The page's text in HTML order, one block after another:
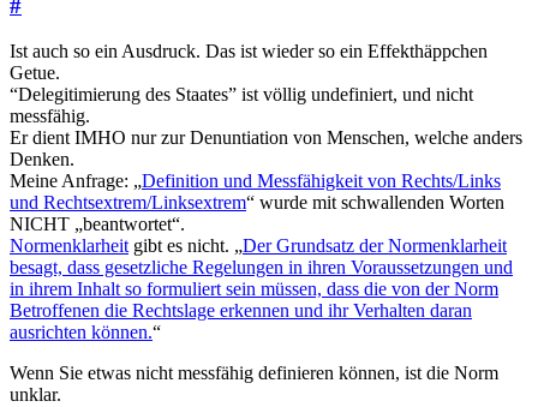
Ist auch so ein Ausdruck. Das ist wieder so ein Effekthäppchen
Getue.
“Delegitimierung des Staates” ist völlig undefiniert, und nicht
messfähig.
Er dient IMHO nur zur Denuntiation von Menschen, welche anders
Denken.
Meine Anfrage: „Definition und Messfähigkeit von Rechts/Links
und Rechtsextrem/Linksextrem“ wurde mit schwallenden Worten
NICHT „beantwortet“.
Normenklarheit gibt es nicht. „Der Grundsatz der Normenklarheit
besagt, dass gesetzliche Regelungen in ihren Voraussetzungen und
in ihrem Inhalt so formuliert sein müssen, dass die von der Norm
Betroffenen die Rechtslage erkennen und ihr Verhalten daran
ausrichten können.“
Wenn Sie etwas nicht messfähig definieren können, ist die Norm
unklar.